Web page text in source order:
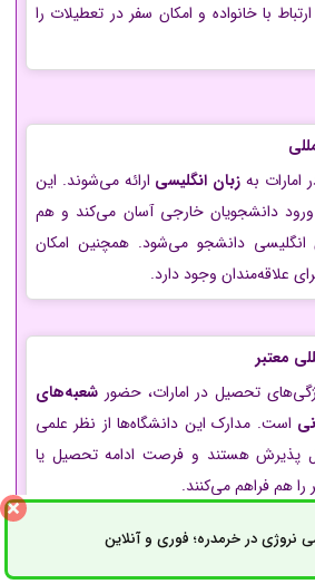
با خانواده و امکان سفر در تعطیلات را
امارات به زبان انگلیسی ارائه می‌شوند. این
دانشجویان خارجی آسان می‌کند و هم
انگلیسی دانشجو می‌شود. همچنین امکان
علاقه‌مندان وجود دارد.
معتبر
تحصیل در امارات، حضور شعبه‌های
است. مدارک این دانشگاه‌ها از نظر علمی
پذیرش هستند و فرصت ادامه تحصیل یا
را هم فراهم می‌کنند.
نروژی در خرمدره؛ فوری و آنلاینثبت سفارش